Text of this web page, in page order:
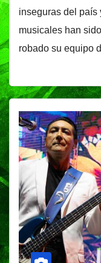
inseguras del país
musicales han
robado su equipo